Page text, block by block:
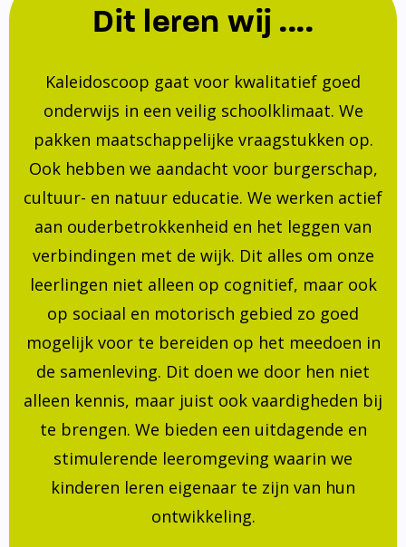
Dit leren wij ....
Kaleidoscoop gaat voor kwalitatief goed
onderwijs in een veilig schoolklimaat. We
pakken maatschappelijke vraagstukken op.
Ook hebben we aandacht voor burgerschap,
cultuur- en natuur educatie. We werken actief
aan ouderbetrokkenheid en het leggen van
verbindingen met de wijk. Dit alles om onze
leerlingen niet alleen op cognitief, maar ook
op sociaal en motorisch gebied zo goed
mogelijk voor te bereiden op het meedoen in
de samenleving. Dit doen we door hen niet
alleen kennis, maar juist ook vaardigheden bij
te brengen. We bieden een uitdagende en
stimulerende leeromgeving waarin we
kinderen leren eigenaar te zijn van hun
ontwikkeling.